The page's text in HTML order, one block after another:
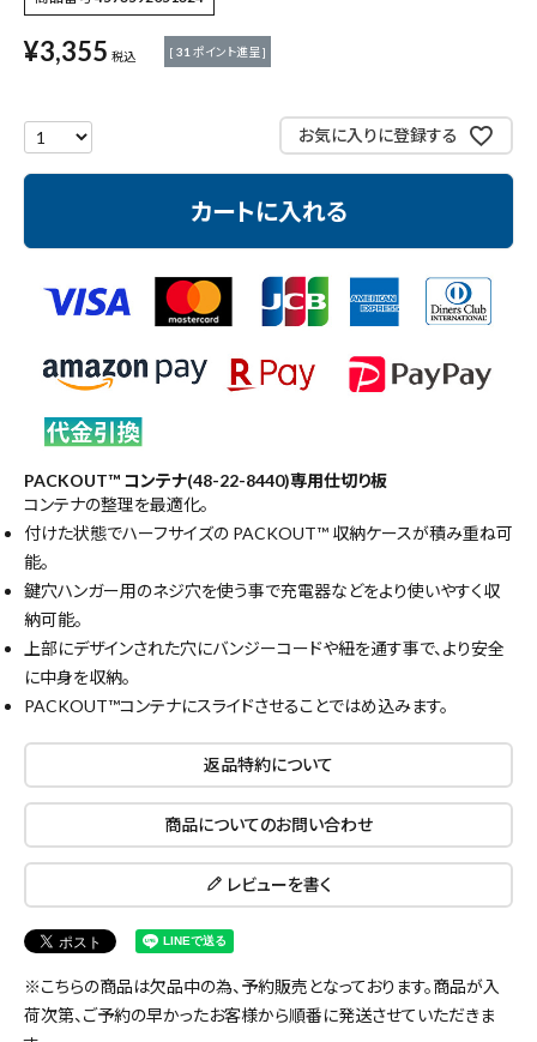
測定工具・筆記具
コンテンツ
¥3,355 税込 [ 31 ポイント進呈 ]
お気に入りに登録する
カートに入れる
PACKOUT™ コンテナ(48-22-8440)専用仕切り板
コンテナの整理を最適化。
付けた状態でハーフサイズの PACKOUT™ 収納ケースが積み重ね可
能。
鍵穴ハンガー用のネジ穴を使う事で充電器などをより使いやすく収
納可能。
上部にデザインされた穴にバンジーコードや紐を通す事で、より安全
に中身を収納。
PACKOUT™コンテナにスライドさせることではめ込みます。
返品特約について
商品についてのお問い合わせ
レビューを書く
※こちらの商品は欠品中の為、予約販売となっております。商品が入
荷次第、ご予約の早かったお客様から順番に発送させていただきま